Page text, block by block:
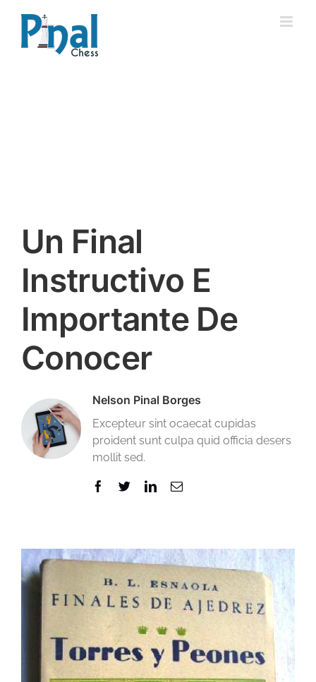
contenido
Un Final
Instructivo E
Importante De
Conocer
Nelson Pinal Borges
Excepteur sint ocaecat cupidas
proident sunt culpa quid officia desers
mollit sed.